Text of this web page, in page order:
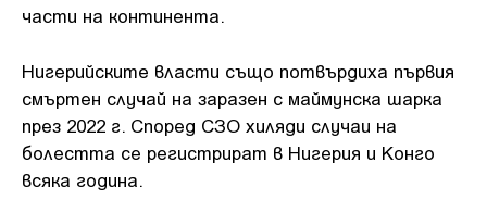
части на континента.
Нигерийските власти също потвърдиха първия
смъртен случай на заразен с маймунска шарка
през 2022 г. Според СЗО хиляди случаи на
болестта се регистрират в Нигерия и Конго
всяка година.